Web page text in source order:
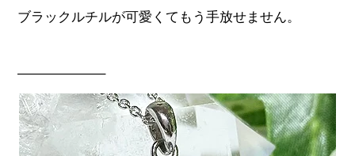
ブラックルチルが可愛くてもう手放せません。
——————–